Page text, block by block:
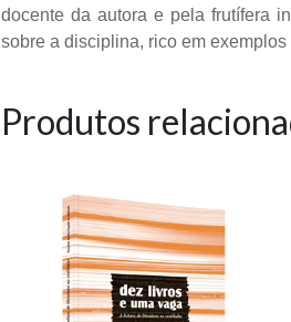
docente da autora e pela frutífera
sobre a disciplina, rico em
Produtos